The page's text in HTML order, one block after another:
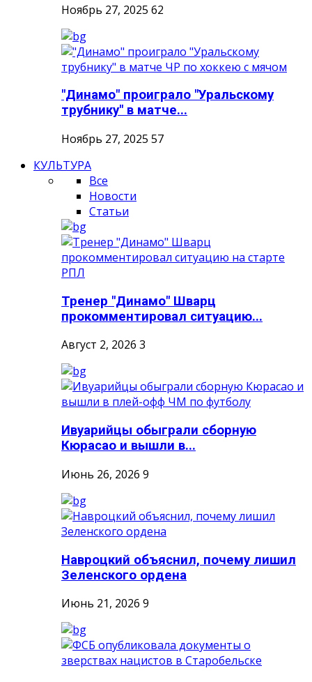
Ноябрь 27, 2025 62
"Динамо" проиграло "Уральскому
трубнику" в матче...
Ноябрь 27, 2025 57
КУЛЬТУРА
Все
Новости
Статьи
Тренер "Динамо" Шварц
прокомментировал ситуацию...
Август 2, 2026 3
Ивуарийцы обыграли сборную
Кюрасао и вышли в...
Июнь 26, 2026 9
Навроцкий объяснил, почему лишил
Зеленского ордена
Июнь 21, 2026 9